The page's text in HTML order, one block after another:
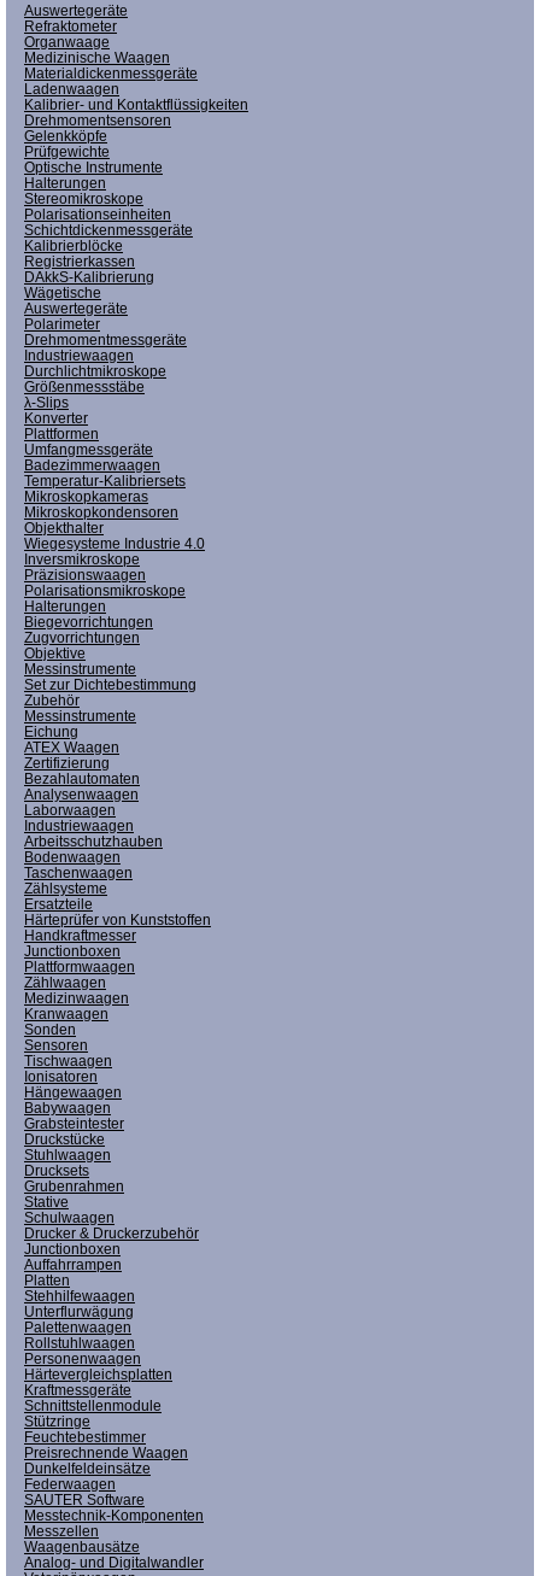
Auswertegeräte
Refraktometer
Organwaage
Medizinische Waagen
Materialdickenmessgeräte
Ladenwaagen
Kalibrier- und Kontaktflüssigkeiten
Drehmomentsensoren
Gelenkköpfe
Prüfgewichte
Optische Instrumente
Halterungen
Stereomikroskope
Polarisationseinheiten
Schichtdickenmessgeräte
Kalibrierblöcke
Registrierkassen
DAkkS-Kalibrierung
Wägetische
Auswertegeräte
Polarimeter
Drehmomentmessgeräte
Industriewaagen
Durchlichtmikroskope
Größenmessstäbe
λ-Slips
Konverter
Plattformen
Umfangmessgeräte
Badezimmerwaagen
Temperatur-Kalibriersets
Mikroskopkameras
Mikroskopkondensoren
Objekthalter
Wiegesysteme Industrie 4.0
Inversmikroskope
Präzisionswaagen
Polarisationsmikroskope
Halterungen
Biegevorrichtungen
Zugvorrichtungen
Objektive
Messinstrumente
Set zur Dichtebestimmung
Zubehör
Messinstrumente
Eichung
ATEX Waagen
Zertifizierung
Bezahlautomaten
Analysenwaagen
Laborwaagen
Industriewaagen
Arbeitsschutzhauben
Bodenwaagen
Taschenwaagen
Zählsysteme
Ersatzteile
Härteprüfer von Kunststoffen
Handkraftmesser
Junctionboxen
Plattformwaagen
Zählwaagen
Medizinwaagen
Kranwaagen
Sonden
Sensoren
Tischwaagen
Ionisatoren
Hängewaagen
Babywaagen
Grabsteintester
Druckstücke
Stuhlwaagen
Drucksets
Grubenrahmen
Stative
Schulwaagen
Drucker & Druckerzubehör
Junctionboxen
Auffahrrampen
Platten
Stehhilfewaagen
Unterflurwägung
Palettenwaagen
Rollstuhlwaagen
Personenwaagen
Härtevergleichsplatten
Kraftmessgeräte
Schnittstellenmodule
Stützringe
Feuchtebestimmer
Preisrechnende Waagen
Dunkelfeldeinsätze
Federwaagen
SAUTER Software
Messtechnik-Komponenten
Messzellen
Waagenbausätze
Analog- und Digitalwandler